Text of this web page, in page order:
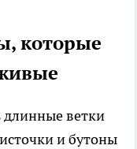
которые
длинные ветки
и бутоны